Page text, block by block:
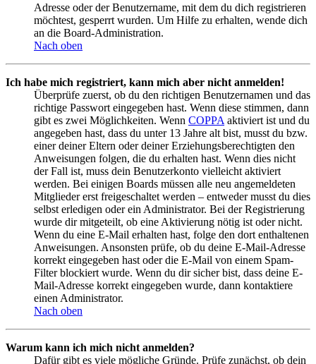
Adresse oder der Benutzername, mit dem du dich registrieren
möchtest, gesperrt wurden. Um Hilfe zu erhalten, wende dich
an die Board-Administration.
Nach oben
Ich habe mich registriert, kann mich aber nicht anmelden!
Überprüfe zuerst, ob du den richtigen Benutzernamen und das
richtige Passwort eingegeben hast. Wenn diese stimmen, dann
gibt es zwei Möglichkeiten. Wenn COPPA aktiviert ist und du
angegeben hast, dass du unter 13 Jahre alt bist, musst du bzw.
einer deiner Eltern oder deiner Erziehungsberechtigten den
Anweisungen folgen, die du erhalten hast. Wenn dies nicht
der Fall ist, muss dein Benutzerkonto vielleicht aktiviert
werden. Bei einigen Boards müssen alle neu angemeldeten
Mitglieder erst freigeschaltet werden – entweder musst du dies
selbst erledigen oder ein Administrator. Bei der Registrierung
wurde dir mitgeteilt, ob eine Aktivierung nötig ist oder nicht.
Wenn du eine E-Mail erhalten hast, folge den dort enthaltenen
Anweisungen. Ansonsten prüfe, ob du deine E-Mail-Adresse
korrekt eingegeben hast oder die E-Mail von einem Spam-
Filter blockiert wurde. Wenn du dir sicher bist, dass deine E-
Mail-Adresse korrekt eingegeben wurde, dann kontaktiere
einen Administrator.
Nach oben
Warum kann ich mich nicht anmelden?
Dafür gibt es viele mögliche Gründe. Prüfe zunächst, ob dein